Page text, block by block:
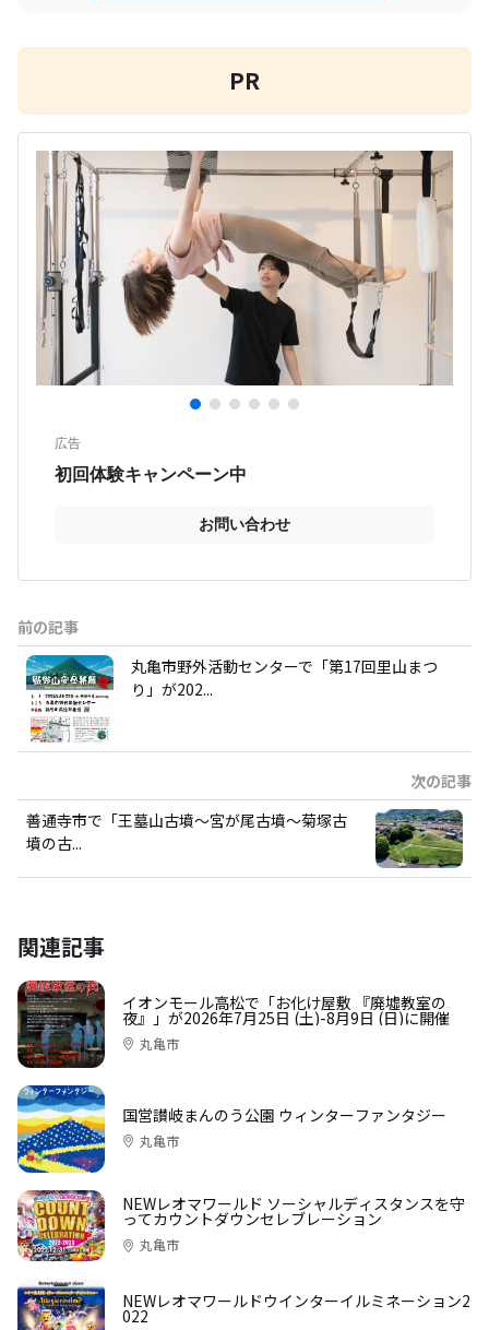
PR
前の記事
丸亀市野外活動センターで「第17回里山まつ
り」が202...
次の記事
善通寺市で「王墓山古墳～宮が尾古墳～菊塚古
墳の古...
関連記事
イオンモール高松で「お化け屋敷 『廃墟教室の
夜』」が2026年7月25日 (土)-8月9日 (日)に開催
丸亀市
国営讃岐まんのう公園 ウィンターファンタジー
丸亀市
NEWレオマワールド ソーシャルディスタンスを守
ってカウントダウンセレブレーション
丸亀市
NEWレオマワールドウインターイルミネーション2
022